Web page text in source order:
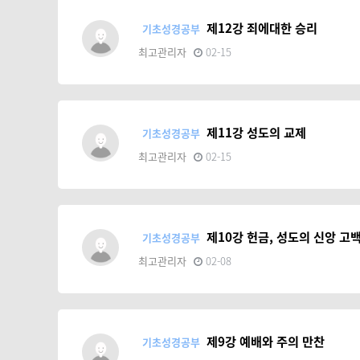
기초성경공부 제12강 죄에대한 승리
최고관리자 02-15
기초성경공부 제11강 성도의 교제
최고관리자 02-15
기초성경공부 제10강 헌금, 성도의 신앙 고
최고관리자 02-08
기초성경공부 제9강 예배와 주의 만찬